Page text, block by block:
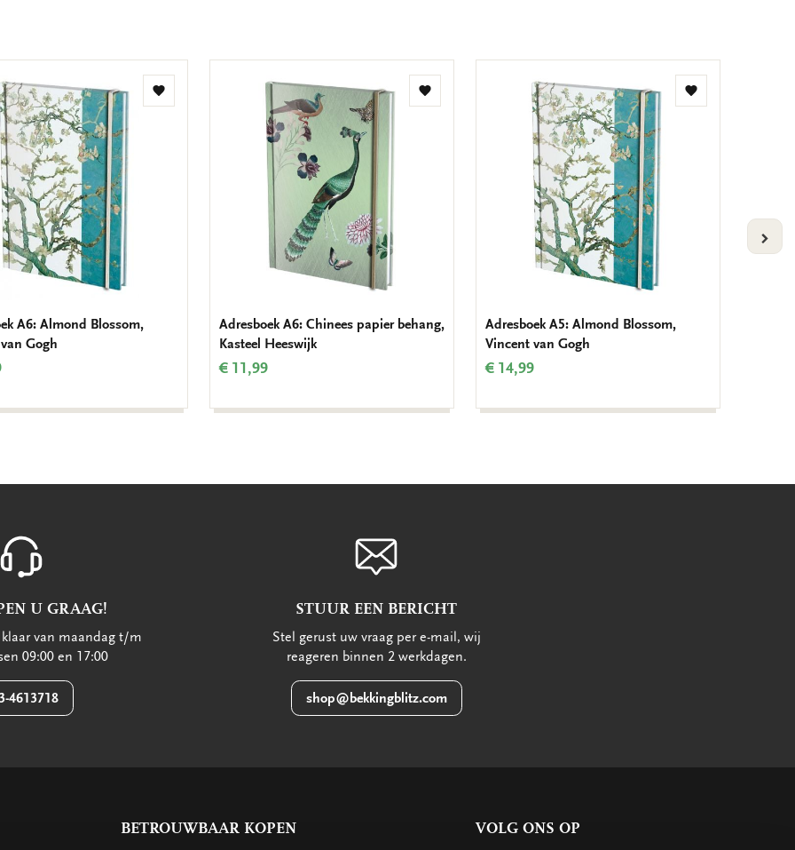
Toevoegen
A6: Almond Blossom,
Gogh
Toevoegen
Adresboek A6: Chinees papier behang,
Kasteel Heeswijk
€ 11,99
Toevoegen
Adresboek A5: Almond Blossom,
Vincent van Gogh
€ 14,99
U GRAAG!
van maandag t/m
09:00 en 17:00
4613718
STUUR EEN BERICHT
Stel gerust uw vraag per e-mail, wij
reageren binnen 2 werkdagen.
shop@bekkingblitz.com
BETROUWBAAR KOPEN VOLG ONS OP